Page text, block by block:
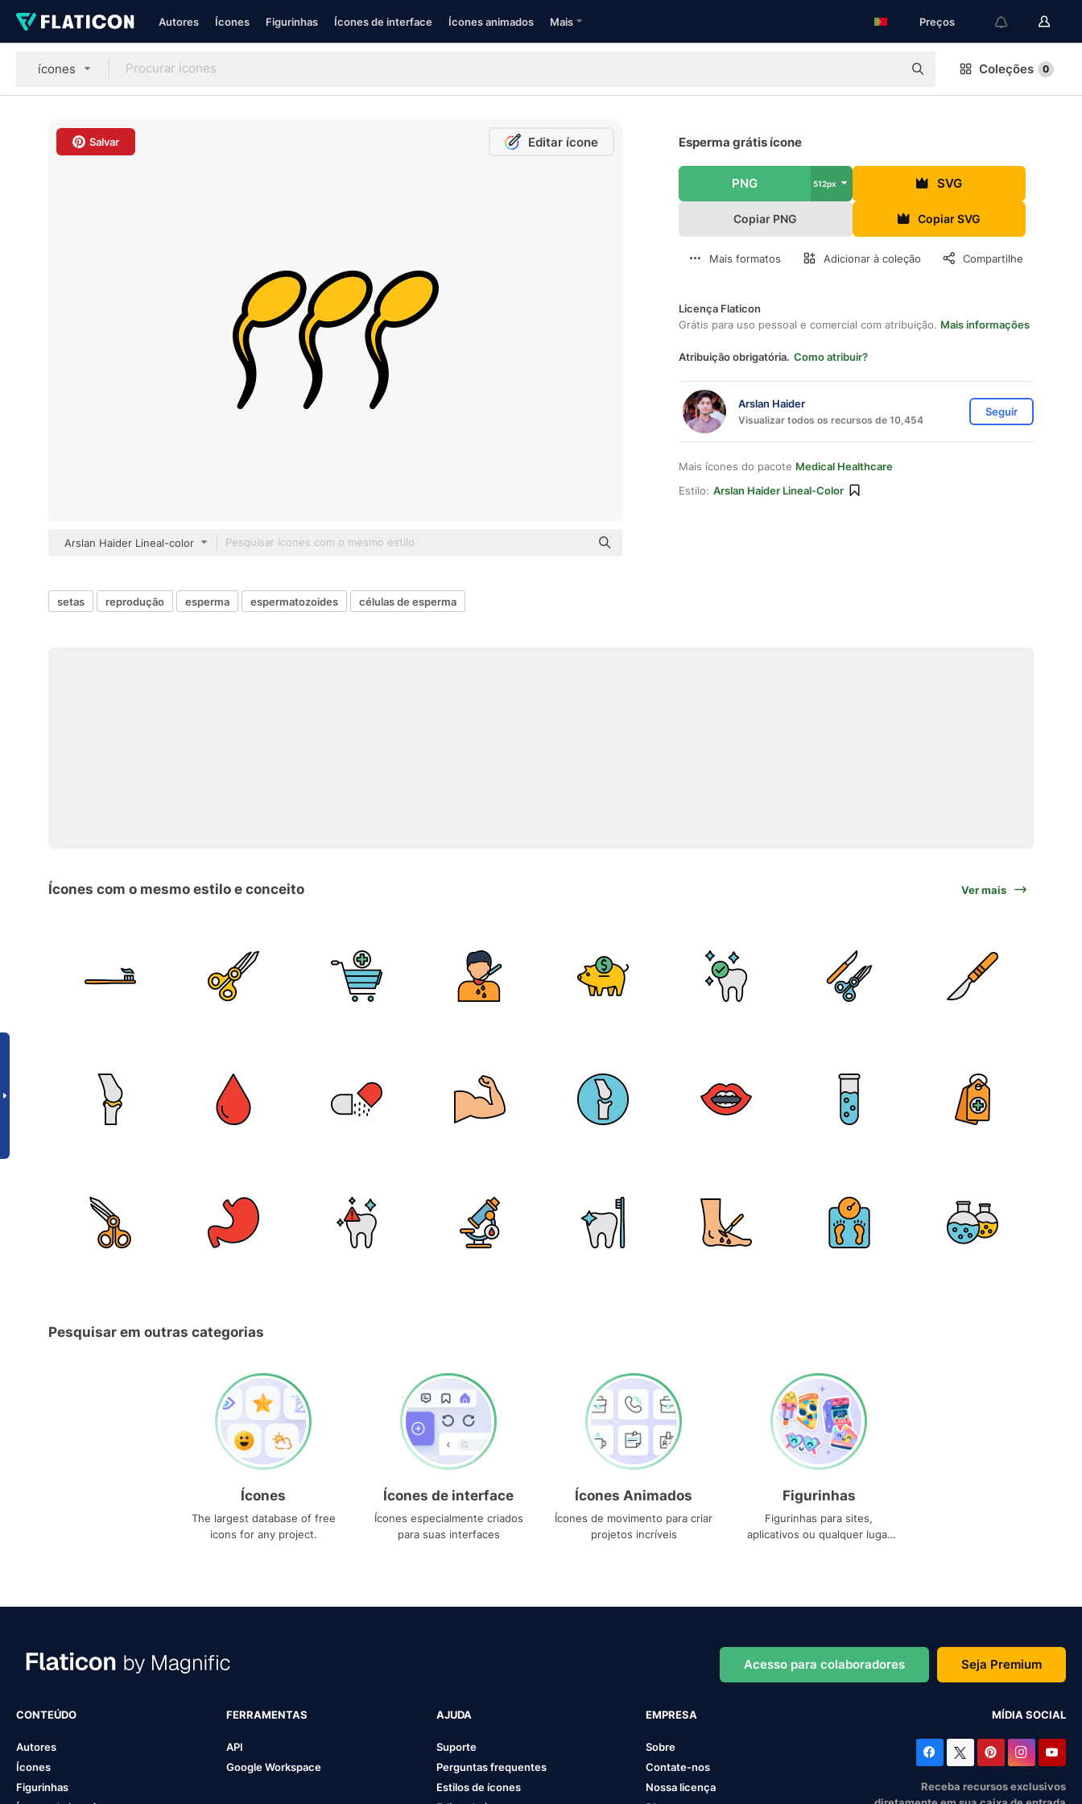
Autores Ícones Figurinhas Ícones de interface Ícones animados Mais Preços
ícones Coleções 0
Salvar Editar ícone
Arslan Haider Lineal-color
Esperma grátis ícone
PNG 512px SVG
Copiar PNG Copiar SVG
Mais formatos Adicionar à coleção Compartilhe
Licença Flaticon
Grátis para uso pessoal e comercial com atribuição. Mais informações
Atribuição obrigatória. Como atribuir?
Arslan Haider
Visualizar todos os recursos de 10,454
Seguir
Mais ícones do pacote Medical Healthcare
Estilo: Arslan Haider Lineal-Color
setas reprodução esperma espermatozoides células de esperma
Ícones com o mesmo estilo e conceito Ver mais
Pesquisar em outras categorias
Ícones
The largest database of free
icons for any project.
Ícones de interface
Ícones especialmente criados
para suas interfaces
Ícones Animados
Ícones de movimento para criar
projetos incríveis
Figurinhas
Figurinhas para sites,
aplicativos ou qualquer lugar
Acesso para colaboradores Seja Premium
CONTEÚDO
Autores
Ícones
Figurinhas
FERRAMENTAS
API
Google Workspace
AJUDA
Suporte
Perguntas frequentes
Estilos de ícones
EMPRESA
Sobre
Contate-nos
Nossa licença
MÍDIA SOCIAL
Receba recursos exclusivos